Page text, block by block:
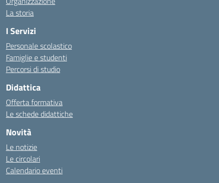
La storia
I Servizi
Personale scolastico
Famiglie e studenti
Percorsi di studio
Didattica
Offerta formativa
Le schede didattiche
Novità
Le notizie
Le circolari
Calendario eventi